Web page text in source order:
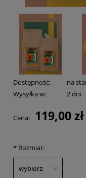
Dostępność:
na
Wysyłka w:
2 dni
Cena: 119,00 zł
* Rozmiar: